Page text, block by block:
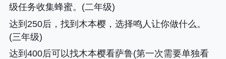
级任务收集蜂蜜。(二年级)
达到250后，找到木本樱，选择鸣人让你做什么。
(三年级)
达到400后可以找木本樱看萨鲁(第一次需要单独看